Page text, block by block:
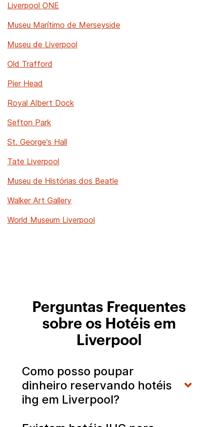
Liverpool ONE
Museu Marítimo de Merseyside
Museu de Liverpool
Old Trafford
Pier Head
Royal Albert Dock
Sefton Park
St. George's Hall
Tate Liverpool
Museu de Histórias dos Beatle
Walker Art Gallery
World Museum Liverpool
Perguntas Frequentes
sobre os Hotéis em
Liverpool
Como posso poupar
dinheiro reservando hotéis
ihg em Liverpool?